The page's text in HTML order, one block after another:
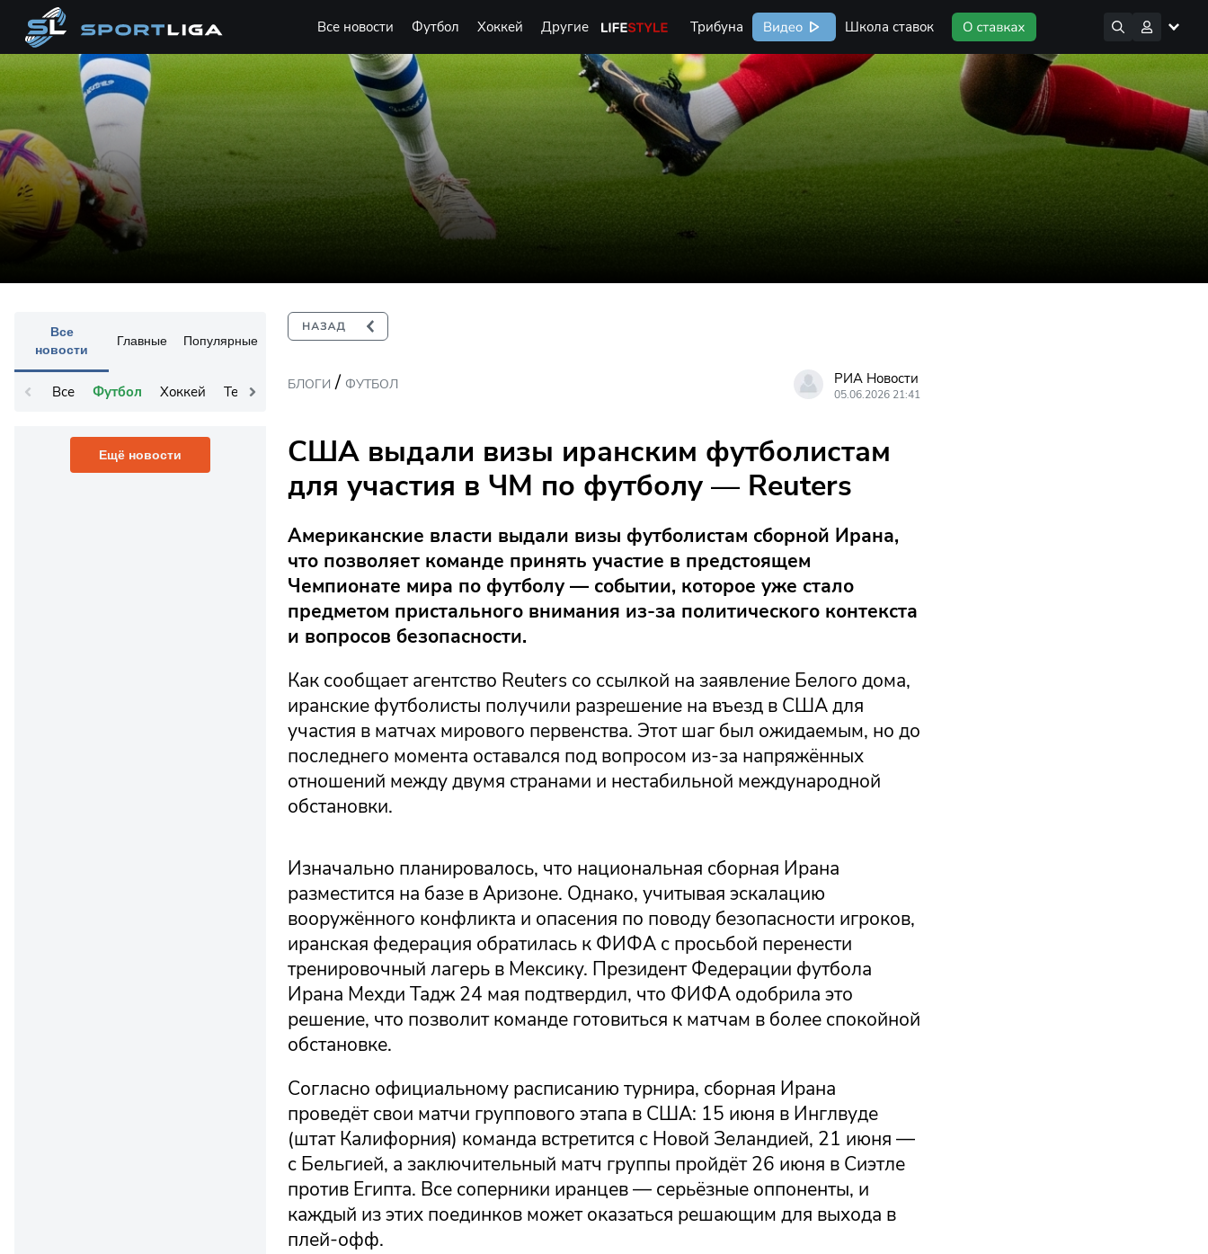
Все новости Футбол Хоккей Другие Life Style Трибуна Видео Школа ставок
Все
новости
Главные Популярные
Все Футбол Хоккей Теннис Остальное
Ещё новости
БЛОГИ / ФУТБОЛ РИА Новости
05.06.2026 21:41
США выдали визы иранским футболистам
для участия в ЧМ по футболу — Reuters
Американские власти выдали визы футболистам сборной Ирана,
что позволяет команде принять участие в предстоящем
Чемпионате мира по футболу — событии, которое уже стало
предметом пристального внимания из-за политического контекста
и вопросов безопасности.
Как сообщает агентство Reuters со ссылкой на заявление Белого дома,
иранские футболисты получили разрешение на въезд в США для
участия в матчах мирового первенства. Этот шаг был ожидаемым, но до
последнего момента оставался под вопросом из-за напряжённых
отношений между двумя странами и нестабильной международной
обстановки.
Изначально планировалось, что национальная сборная Ирана
разместится на базе в Аризоне. Однако, учитывая эскалацию
вооружённого конфликта и опасения по поводу безопасности игроков,
иранская федерация обратилась к ФИФА с просьбой перенести
тренировочный лагерь в Мексику. Президент Федерации футбола
Ирана Мехди Тадж 24 мая подтвердил, что ФИФА одобрила это
решение, что позволит команде готовиться к матчам в более спокойной
обстановке.
Согласно официальному расписанию турнира, сборная Ирана
проведёт свои матчи группового этапа в США: 15 июня в Инглвуде
(штат Калифорния) команда встретится с Новой Зеландией, 21 июня —
с Бельгией, а заключительный матч группы пройдёт 26 июня в Сиэтле
против Египта. Все соперники иранцев — серьёзные оппоненты, и
каждый из этих поединков может оказаться решающим для выхода в
плей-офф.